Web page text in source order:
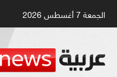
الجمعة 7 أغسطس 2026